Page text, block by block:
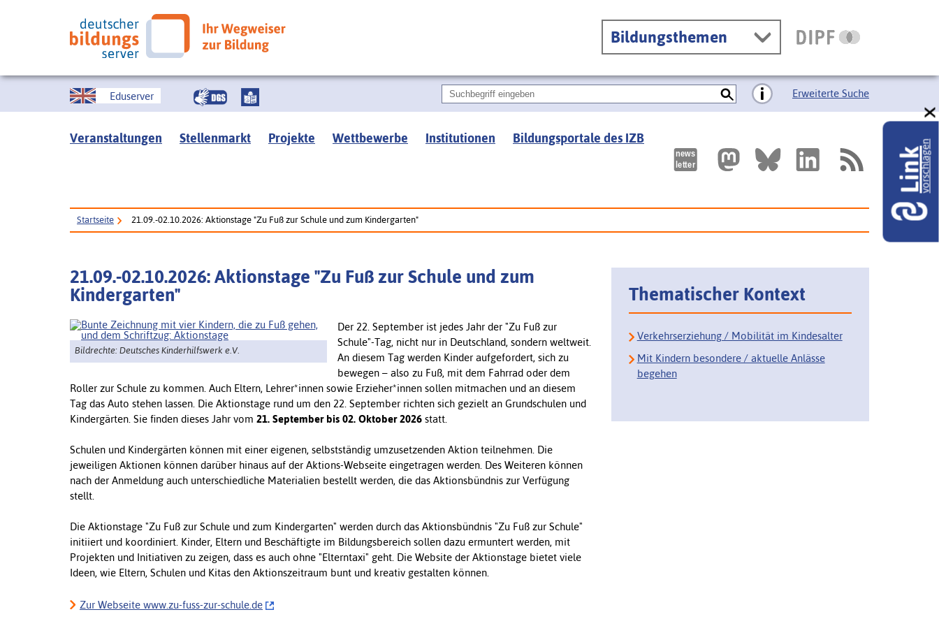
Bildungsthemen
Eduserver Erweiterte Suche
Veranstaltungen Stellenmarkt Projekte Wettbewerbe Institutionen Bildungsportale des IZB
Startseite 21.09.-02.10.2026: Aktionstage "Zu Fuß zur Schule und zum Kindergarten"
21.09.-02.10.2026: Aktionstage "Zu Fuß zur Schule und zum
Kindergarten"
Bildrechte: Deutsches Kinderhilfswerk e.V.
Der 22. September ist jedes Jahr der "Zu Fuß zur
Schule"-Tag, nicht nur in Deutschland, sondern weltweit.
An diesem Tag werden Kinder aufgefordert, sich zu
bewegen – also zu Fuß, mit dem Fahrrad oder dem
Roller zur Schule zu kommen. Auch Eltern, Lehrer*innen sowie Erzieher*innen sollen mitmachen und an diesem
Tag das Auto stehen lassen. Die Aktionstage rund um den 22. September richten sich gezielt an Grundschulen und
Kindergärten. Sie finden dieses Jahr vom 21. September bis 02. Oktober 2026 statt.
Schulen und Kindergärten können mit einer eigenen, selbstständig umzusetzenden Aktion teilnehmen. Die
jeweiligen Aktionen können darüber hinaus auf der Aktions-Webseite eingetragen werden. Des Weiteren können
nach der Anmeldung auch unterschiedliche Materialien bestellt werden, die das Aktionsbündnis zur Verfügung
stellt.
Die Aktionstage "Zu Fuß zur Schule und zum Kindergarten" werden durch das Aktionsbündnis "Zu Fuß zur Schule"
initiiert und koordiniert. Kinder, Eltern und Beschäftigte im Bildungsbereich sollen dazu ermuntert werden, mit
Projekten und Initiativen zu zeigen, dass es auch ohne "Elterntaxi" geht. Die Website der Aktionstage bietet viele
Ideen, wie Eltern, Schulen und Kitas den Aktionszeitraum bunt und kreativ gestalten können.
Zur Webseite www.zu-fuss-zur-schule.de
Thematischer Kontext
Verkehrserziehung / Mobilität im Kindesalter
Mit Kindern besondere / aktuelle Anlässe
begehen
Linkvorschlagen